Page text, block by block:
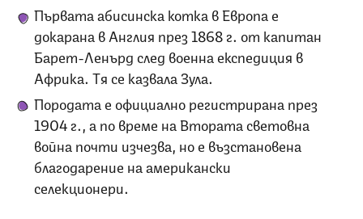
Първата абисинска котка в Европа е
докарана в Англия през 1868 г. от капитан
Барет-Ленърд след военна експедиция в
Африка. Тя се казвала Зула.
Породата е официално регистрирана през
1904 г., а по време на Втората световна
война почти изчезва, но е възстановена
благодарение на американски
селекционери.